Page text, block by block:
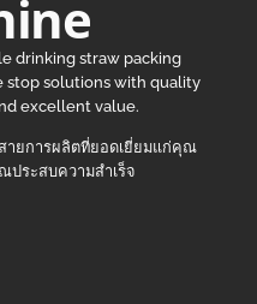
drinking straw packing
stop solutions with quality
excellent value.
ายการผลิตที่ยอดเยี่ยมแก่คุณ
ประสบความสำเร็จ